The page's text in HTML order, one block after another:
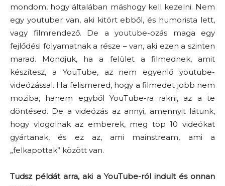
mondom, hogy általában máshogy kell kezelni. Nem
egy youtuber van, aki kitört ebből, és humorista lett,
vagy filmrendező. De a youtube-ozás maga egy
fejlődési folyamatnak a része – van, aki ezen a szinten
marad. Mondjuk, ha a felület a filmednek, amit
készítesz, a YouTube, az nem egyenlő youtube-
videózással. Ha felismered, hogy a filmedet jobb nem
moziba, hanem egyből YouTube-ra rakni, az a te
döntésed. De a videózás az annyi, amennyit látunk,
hogy vlogolnak az emberek, meg top 10 videókat
gyártanak, és ez az, ami mainstream, ami a
„felkapottak” között van.
Tudsz példát arra, aki a YouTube-ról indult és onnan